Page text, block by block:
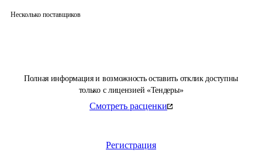
Полная информация и возможность оставить отклик доступны
только с лицензией «Тендеры»
Смотреть расценки
Регистрация
Несколько поставщиков